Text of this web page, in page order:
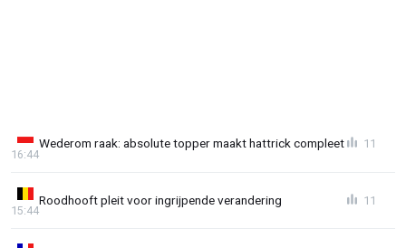
Wederom raak: absolute topper maakt hattrick compleet
16:44
11
Roodhooft pleit voor ingrijpende verandering
15:44
11